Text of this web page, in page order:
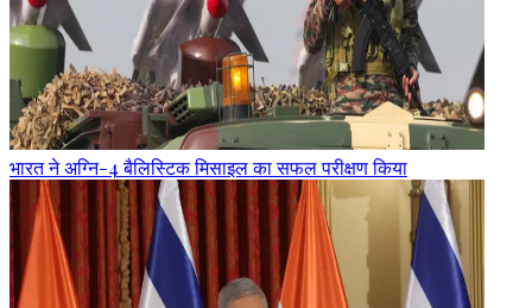
भारत ने अग्नि-4 बैलिस्टिक मिसाइल का सफल परीक्षण किया